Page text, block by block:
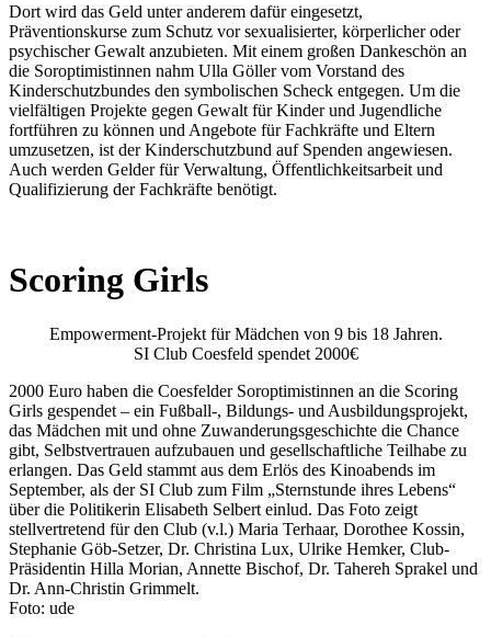
Dort wird das Geld unter anderem dafür eingesetzt,
Präventionskurse zum Schutz vor sexualisierter, körperlicher oder
psychischer Gewalt anzubieten. Mit einem großen Dankeschön an
die Soroptimistinnen nahm Ulla Göller vom Vorstand des
Kinderschutzbundes den symbolischen Scheck entgegen. Um die
vielfältigen Projekte gegen Gewalt für Kinder und Jugendliche
fortführen zu können und Angebote für Fachkräfte und Eltern
umzusetzen, ist der Kinderschutzbund auf Spenden angewiesen.
Auch werden Gelder für Verwaltung, Öffentlichkeitsarbeit und
Qualifizierung der Fachkräfte benötigt.
Scoring Girls
Empowerment-Projekt für Mädchen von 9 bis 18 Jahren.
SI Club Coesfeld spendet 2000€
2000 Euro haben die Coesfelder Soroptimistinnen an die Scoring
Girls gespendet – ein Fußball-, Bildungs- und Ausbildungsprojekt,
das Mädchen mit und ohne Zuwanderungsgeschichte die Chance
gibt, Selbstvertrauen aufzubauen und gesellschaftliche Teilhabe zu
erlangen. Das Geld stammt aus dem Erlös des Kinoabends im
September, als der SI Club zum Film „Sternstunde ihres Lebens“
über die Politikerin Elisabeth Selbert einlud. Das Foto zeigt
stellvertretend für den Club (v.l.) Maria Terhaar, Dorothee Kossin,
Stephanie Göb-Setzer, Dr. Christina Lux, Ulrike Hemker, Club-
Präsidentin Hilla Morian, Annette Bischof, Dr. Tahereh Sprakel und
Dr. Ann-Christin Grimmelt.
Foto: ude